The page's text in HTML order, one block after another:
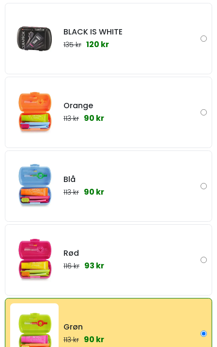
BLACK IS WHITE
135 kr 120 kr
Orange
113 kr 90 kr
Blå
113 kr 90 kr
Rød
116 kr 93 kr
Grøn
113 kr 90 kr